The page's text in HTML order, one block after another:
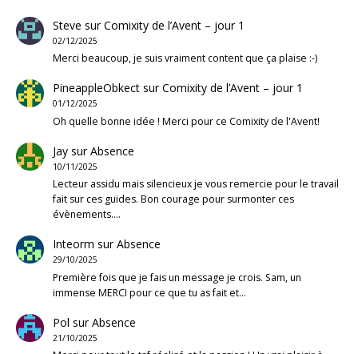
Steve surComixity de l’Avent – jour 1
02/12/2025
Merci beaucoup, je suis vraiment content que ça plaise :-)
PineappleObkectsurComixity de l’Avent – jour 1
01/12/2025
Oh quelle bonne idée ! Merci pour ce Comixity de l'Avent!
JaysurAbsence
10/11/2025
Lecteur assidu mais silencieux je vous remercie pour le travail
fait sur ces guides. Bon courage pour surmonter ces
évènements.…
Inteorm surAbsence
29/10/2025
Première fois que je fais un message je crois. Sam, un
immense MERCI pour ce que tu as fait et…
Pol surAbsence
21/10/2025